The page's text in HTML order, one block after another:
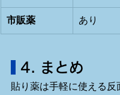
市販薬 あり
4. まとめ
貼り薬は手軽に使える反